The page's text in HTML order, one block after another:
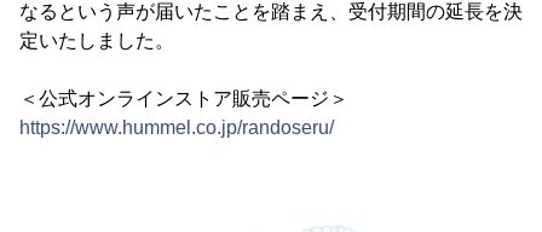
なるという声が届いたことを踏まえ、受付期間の延長を決
定いたしました。
＜公式オンラインストア販売ページ＞
https://www.hummel.co.jp/randoseru/